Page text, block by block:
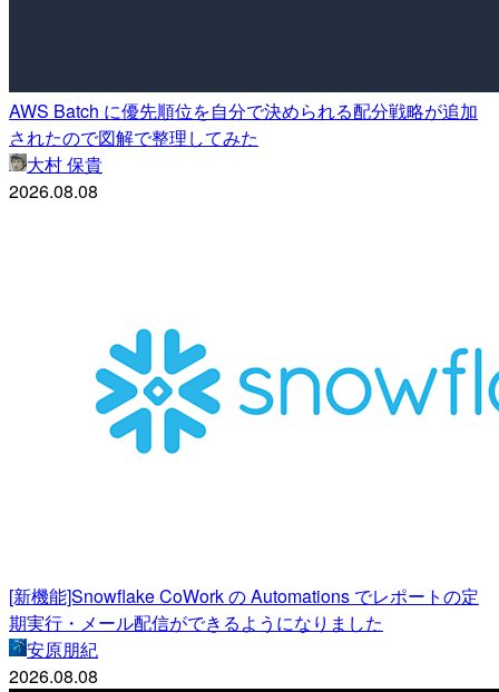
AWS Batch に優先順位を自分で決められる配分戦略が追加
されたので図解で整理してみた
大村 保貴
2026.08.08
[新機能]Snowflake CoWork の Automations でレポートの定
期実行・メール配信ができるようになりました
安原朋紀
2026.08.08